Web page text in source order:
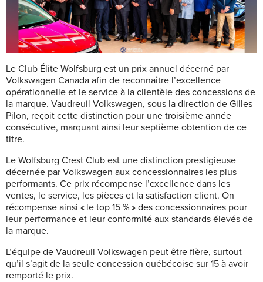
Le Club Élite Wolfsburg est un prix annuel décerné par
Volkswagen Canada afin de reconnaître l’excellence
opérationnelle et le service à la clientèle des concessions de
la marque. Vaudreuil Volkswagen, sous la direction de Gilles
Pilon, reçoit cette distinction pour une troisième année
consécutive, marquant ainsi leur septième obtention de ce
titre.
Le Wolfsburg Crest Club est une distinction prestigieuse
décernée par Volkswagen aux concessionnaires les plus
performants. Ce prix récompense l’excellence dans les
ventes, le service, les pièces et la satisfaction client. On
récompense ainsi « le top 15 % » des concessionnaires pour
leur performance et leur conformité aux standards élevés de
la marque.
L’équipe de Vaudreuil Volkswagen peut être fière, surtout
qu’il s’agit de la seule concession québécoise sur 15 à avoir
remporté le prix.